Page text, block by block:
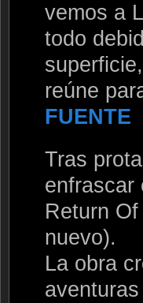
vemos a
todo
reúne
FUENTE
Tras
enfrascar
Return
nuevo).
La obra